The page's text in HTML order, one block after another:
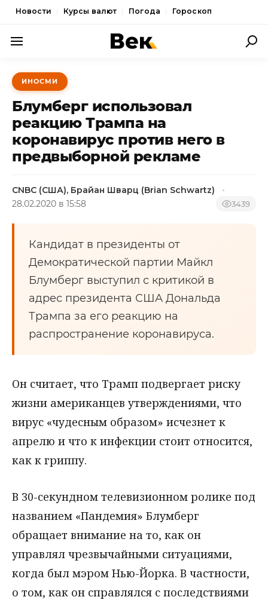
Новости Курсы валют Погода Гороскоп
ПОЛИТИКА
ЭКОНОМИКА
ОБЩЕСТВО
СПОРТ
КУЛЬТУРА
НОВОСТИ
ИНОСМИ
Блумберг использовал
реакцию Трампа на
коронавирус против него в
предвыборной рекламе
CNBC (США), Брайан Шварц (Brian Schwartz)
28.02.2020 в 15:58
3439
Кандидат в президенты от
Демократической партии Майкл
Блумберг выступил с критикой в
адрес президента США Дональда
Трампа за его реакцию на
распространение коронавируса.
Он считает, что Трамп подвергает риску
жизни американцев утверждениями, что
вирус «чудесным образом» исчезнет к
апрелю и что к инфекции стоит относится,
как к гриппу.
В 30-секундном телевизионном ролике под
названием «Пандемия» Блумберг
обращает внимание на то, как он
управлял чрезвычайными ситуациями,
когда был мэром Нью-Йорка. В частности,
о том, как он справлялся с последствиями